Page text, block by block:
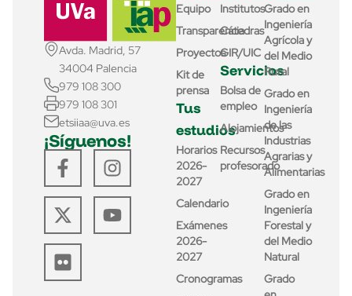
Avda. Madrid, 57
34004 Palencia
979 108 300
979 108 301
etsiiaa@uva.es
¡Síguenos!
Equipo
Transparencia
Proyectos
Kit de
prensa
Tus
estudios
Horarios
2026-
2027
Calendario
Exámenes
2026-
2027
Cronogramas
Institutos
Cátedras
GIR/UIC
Servicios
Bolsa de
empleo
Alojamientos
Recursos
profesorado
Grado en
Ingeniería
Agrícola y
del Medio
Rural
Grado en
Ingeniería
de las
Industrias
Agrarias y
Alimentarias
Grado en
Ingeniería
Forestal y
del Medio
Natural
Grado